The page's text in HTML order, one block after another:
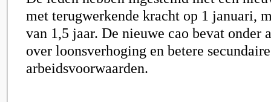
met terugwerkende kracht op 1 januari,
van 1,5 jaar. De nieuwe cao bevat onder
over loonsverhoging en betere secundaire
arbeidsvoorwaarden.